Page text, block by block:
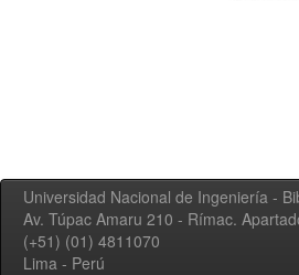
Universidad Nacional de Ingeniería -
Av. Túpac Amaru 210 - Rímac.
(+51) (01) 4811070
Lima - Perú